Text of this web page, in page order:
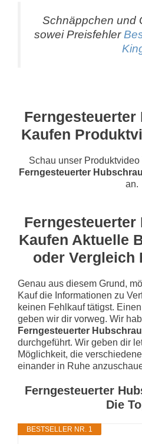
Schnäppchen und
sowei Preisfehler
Ferngesteuerter
Kaufen
Schau unser
Ferngesteuerter
an.
Ferngesteuerter
Kaufen Aktuelle
oder Vergleich
Genau aus diesem Grund,
Kauf die Informationen zu
keinen Fehlkauf tätigst.
geben wir dir vorweg. Wir
Ferngesteuerter
durchgeführt. Wir geben dir
Möglichkeit, die
einander in Ruhe
Ferngesteuerter
Die
BESTSELLER NR. 1